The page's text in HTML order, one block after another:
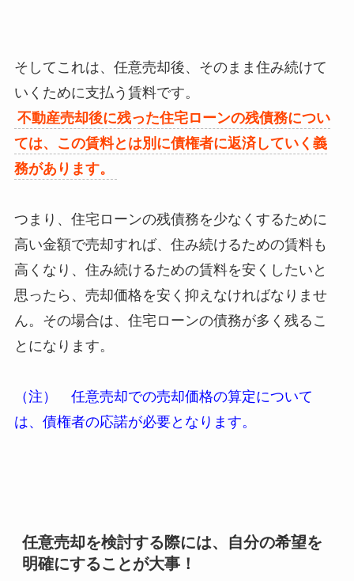
そしてこれは、任意売却後、そのまま住み続けて
いくために支払う賃料です。
不動産売却後に残った住宅ローンの残債務につい
ては、この賃料とは別に債権者に返済していく義
務があります。
つまり、住宅ローンの残債務を少なくするために
高い金額で売却すれば、住み続けるための賃料も
高くなり、住み続けるための賃料を安くしたいと
思ったら、売却価格を安く抑えなければなりませ
ん。その場合は、住宅ローンの債務が多く残るこ
とになります。
（注） 任意売却での売却価格の算定について
は、債権者の応諾が必要となります。
任意売却を検討する際には、自分の希望を
明確にすることが大事！